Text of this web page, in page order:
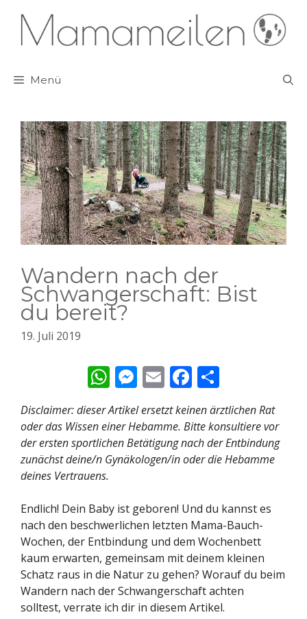
Inhalt
springen
Menü
Wandern nach der
Schwangerschaft: Bist
du bereit?
19. Juli 2019
W
h
at
s
A
p
M
e
ss
e
n
er
E
m
ai
l
F
ac
e
b
o
k
ei
le
n
Disclaimer: dieser Artikel ersetzt keinen ärztlichen Rat
oder das Wissen einer Hebamme. Bitte konsultiere vor
der ersten sportlichen Betätigung nach der Entbindung
zunächst deine/n Gynäkologen/in oder die Hebamme
deines Vertrauens.
Endlich! Dein Baby ist geboren! Und du kannst es
nach den beschwerlichen letzten Mama-Bauch-
Wochen, der Entbindung und dem Wochenbett
kaum erwarten, gemeinsam mit deinem kleinen
Schatz raus in die Natur zu gehen? Worauf du beim
Wandern nach der Schwangerschaft achten
solltest, verrate ich dir in diesem Artikel.